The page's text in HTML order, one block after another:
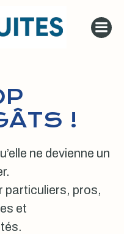
!
ne devienne un
particuliers, pros,
et